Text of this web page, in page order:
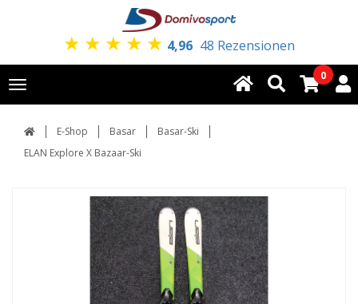
★ ★ ★ ★ ★ 4,96 48 Rezensionen
Toggle
navigation
0
E-Shop Basar
Basar-Ski
ELAN Explore X Bazaar-Ski